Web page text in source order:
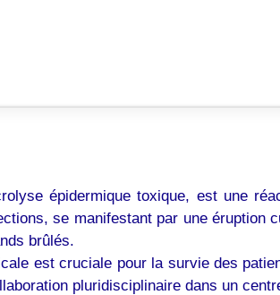
épidermique toxique, est une
se manifestant par une éruption
brûlés.
est cruciale pour la survie des
pluridisciplinaire dans un